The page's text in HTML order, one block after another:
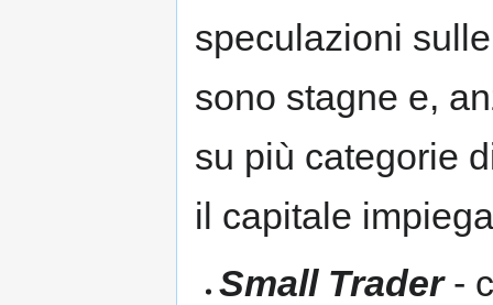
speculazioni
sono stagne e,
su più categorie
il capitale
Small Trader-